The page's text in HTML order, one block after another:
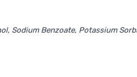
Sodium Benzoate, Potassium